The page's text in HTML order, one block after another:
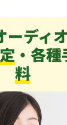
ディオ
・各
料